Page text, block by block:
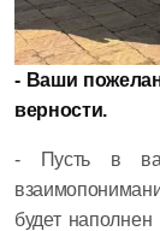
- Ваши
верности.
- Пусть в
будет